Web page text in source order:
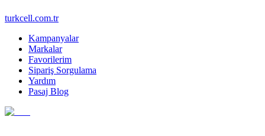
turkcell.com.tr
Kampanyalar
Markalar
Favorilerim
Sipariş Sorgulama
Yardım
Pasaj Blog